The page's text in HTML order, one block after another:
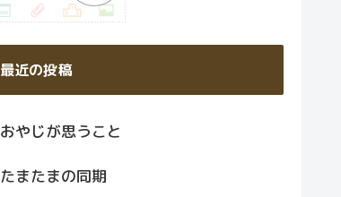
最近の投稿
おやじが思うこと
たまたまの同期